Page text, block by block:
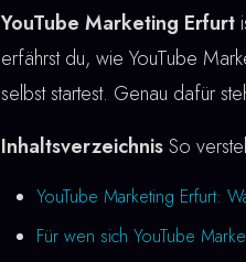
YouTube Marketing Erfurt
erfährst du, wie YouTube
selbst startest. Genau dafür
InhaltsverzeichnisSo
YouTube Marketing Erfurt:
Für wen sich YouTube